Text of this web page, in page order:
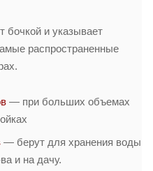
бочкой и указывает
распространенные
— при больших объемах
— берут для хранения воды
и на дачу.